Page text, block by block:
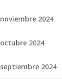
noviembre 2024
octubre 2024
septiembre 2024